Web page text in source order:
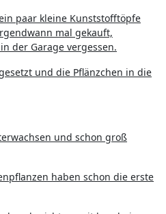
paar kleine Kunststofftöpfe
mal gekauft,
der Garage vergessen.
und die Pflänzchen in die
und schon groß
haben schon die erste